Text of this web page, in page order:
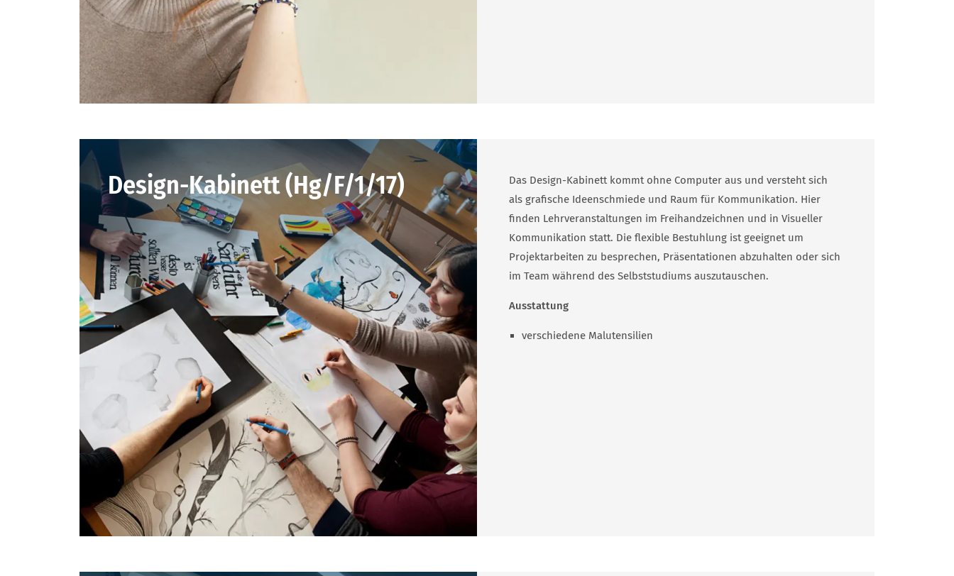
Design-Kabinett (Hg/F/1/17)
Das Design-Kabinett kommt ohne Computer aus und versteht sich
als grafische Ideenschmiede und Raum für Kommunikation. Hier
finden Lehrveranstaltungen im Freihandzeichnen und in Visueller
Kommunikation statt. Die flexible Bestuhlung ist geeignet um
Projektarbeiten zu besprechen, Präsentationen abzuhalten oder sich
im Team während des Selbststudiums auszutauschen.
Ausstattung
verschiedene Mal­uten­si­li­en